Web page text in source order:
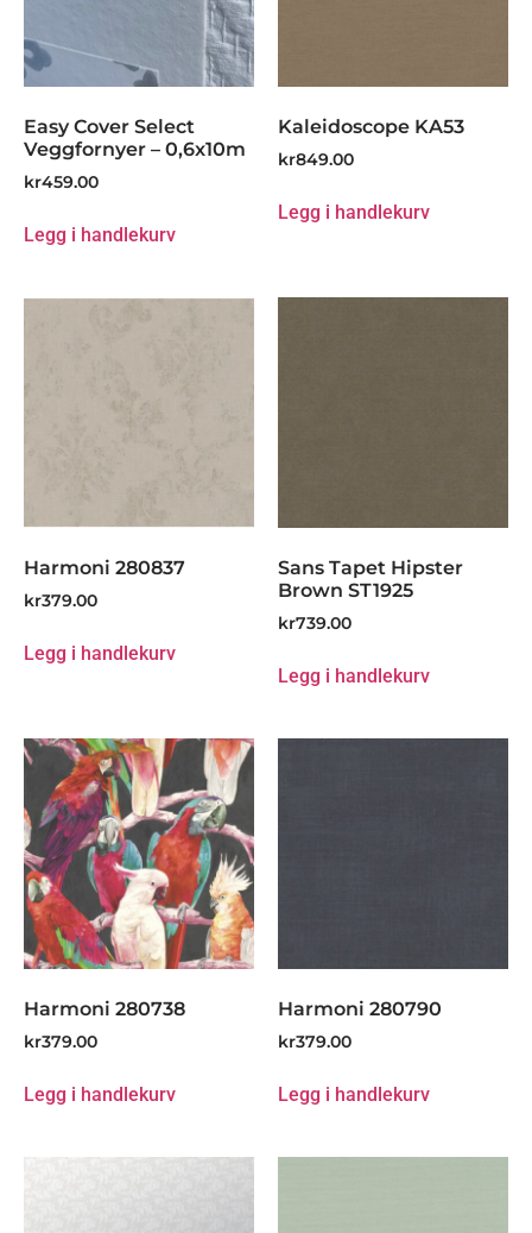
Easy Cover Select
Veggfornyer – 0,6x10m
kr459.00
Legg i handlekurv
Kaleidoscope KA53
kr849.00
Legg i handlekurv
Harmoni 280837
kr379.00
Legg i handlekurv
Sans Tapet Hipster
Brown ST1925
kr739.00
Legg i handlekurv
Harmoni 280738
kr379.00
Legg i handlekurv
Harmoni 280790
kr379.00
Legg i handlekurv